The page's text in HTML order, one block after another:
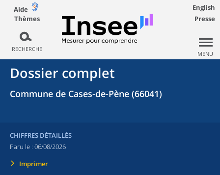
Aide
Thèmes
RECHERCHE
English
Presse
MENU
Dossier complet
Commune de Cases-de-Pène (66041)
CHIFFRES DÉTAILLÉS
Paru le : 06/08/2026
Imprimer